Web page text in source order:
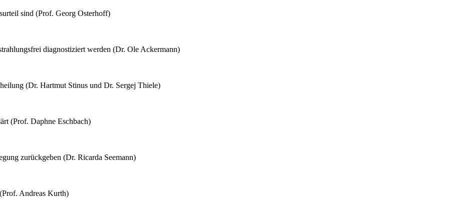
sind (Prof. Georg Osterhoff)
diagnostiziert werden (Dr. Ole Ackermann)
(Dr. Hartmut Stinus und Dr. Sergej Thiele)
(Prof. Daphne Eschbach)
zurückgeben (Dr. Ricarda Seemann)
Andreas Kurth)